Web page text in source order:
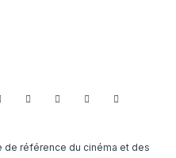
de référence du cinéma et des